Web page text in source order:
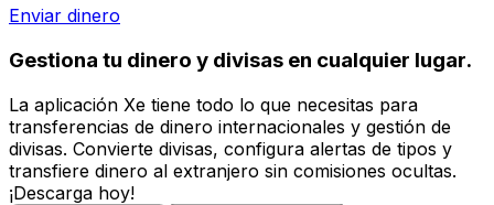
Enviar dinero
Gestiona tu dinero y divisas en cualquier lugar.
La aplicación Xe tiene todo lo que necesitas para
transferencias de dinero internacionales y gestión de
divisas. Convierte divisas, configura alertas de tipos y
transfiere dinero al extranjero sin comisiones ocultas.
¡Descarga hoy!